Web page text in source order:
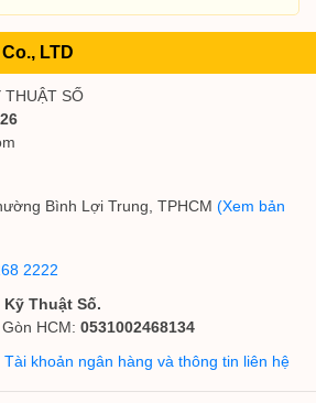
LTD
THUẬT SỐ
Bình Lợi Trung, TPHCM (Xem bản
2222
Kỹ Thuật Số.
HCM: 0531002468134
khoản ngân hàng và thông tin liên hệ